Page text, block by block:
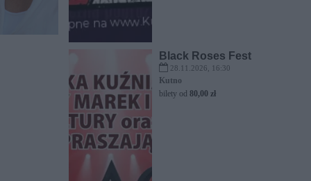
Black Roses Fest
28.11.2026, 16:30
Kutno
bilety od 80,00 zł